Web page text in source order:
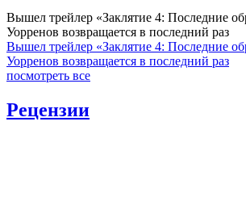
Вышел трейлер «Заклятие 4: Последние
Уорренов возвращается в последний раз
Вышел трейлер «Заклятие 4: Последние
Уорренов возвращается в последний раз
посмотреть все
Рецензии